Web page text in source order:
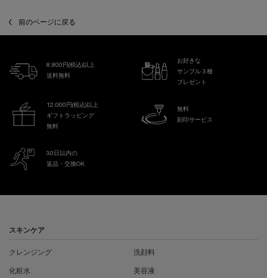
前のページに戻る
8,800円(税込)以上
送料無料
お好きな
サンプル３種
プレゼント
12,000円(税込)以上
ギフトラッピング
無料
無料
刻印サービス
30日以内の
返品・交換OK
スキンケア
クレンジング 洗顔料
化粧水 美容液